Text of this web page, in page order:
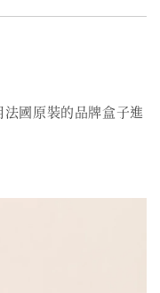
國原裝的品牌盒子進